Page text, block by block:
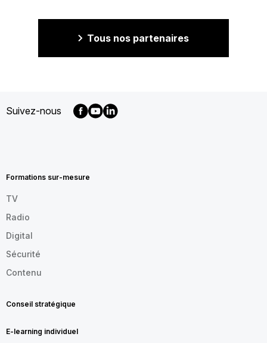
Tous nos partenaires
Suivez-nous
FR
Formations sur-mesure
TV
Radio
Digital
Sécurité
Contenu
Conseil stratégique
E-learning individuel